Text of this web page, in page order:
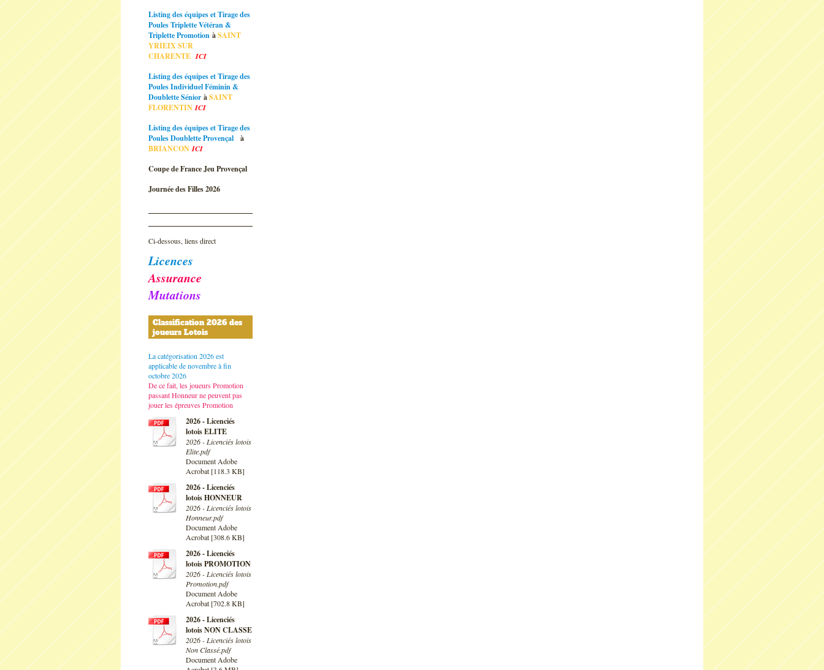
Listing des équipes et Tirage des
Poules Triplette Vétéran &
Triplette Promotion àSAINT
YRIEIX SUR
CHARENTEICI
Listing des équipes et Tirage des
Poules Individuel Féminin &
Doublette Sénior àSAINT
FLORENTINICI
Listing des équipes et Tirage des
Poules Doublette Provençal
à
BRIANCONICI
Coupe de France Jeu Provençal
Journée des Filles 2026
Ci-dessous, liens direct
Licences
Assurance
Mutations
Classification 2026 des
joueurs Lotois
La catégorisation 2026 est
applicable de novembre à fin
octobre 2026
De ce fait, les joueurs Promotion
passant Honneur ne peuvent pas
jouer les épreuves Promotion
2026 - Licenciés
lotois ELITE
2026 - Licenciés lotois
Elite.pdf
Document Adobe
Acrobat [118.3 KB]
2026 - Licenciés
lotois HONNEUR
2026 - Licenciés lotois
Honneur.pdf
Document Adobe
Acrobat [308.6 KB]
2026 - Licenciés
lotois PROMOTION
2026 - Licenciés lotois
Promotion.pdf
Document Adobe
Acrobat [702.8 KB]
2026 - Licenciés
lotois NON CLASSE
2026 - Licenciés lotois
Non Classé.pdf
Document Adobe